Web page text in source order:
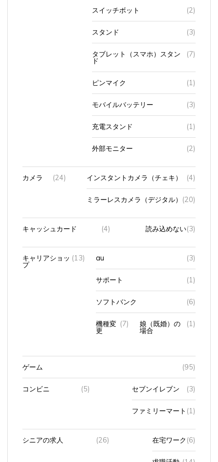
スイッチボット (2)
スタンド (3)
タブレット（スマホ）スタン
ド
(7)
ピンマイク (1)
モバイルバッテリー (3)
充電スタンド (1)
外部モニター (2)
カメラ (24) インスタントカメラ（チェキ） (4)
ミラーレスカメラ（デジタル） (20)
キャッシュカード (4) 読み込めない(3)
キャリアショッ
プ
(13) au (3)
サポート (1)
ソフトバンク (6)
機種変
更
(7) 娘（既婚）の
場合
(1)
ゲーム (95)
コンビニ (5) セブンイレブン (3)
ファミリーマート (1)
シニアの求人 (26) 在宅ワーク (6)